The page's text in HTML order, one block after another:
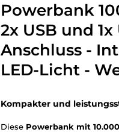
Powerbank
2x USB und 1x
Anschluss -
LED-Licht -
Kompakter und
Diese Powerbank mit